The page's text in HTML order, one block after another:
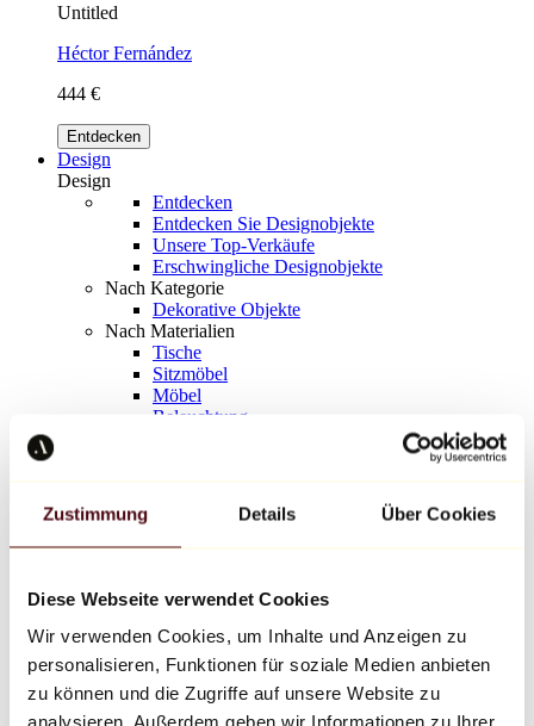
Zustimmung Details Über Cookies
Diese Webseite verwendet Cookies
Wir verwenden Cookies, um Inhalte und Anzeigen zu
personalisieren, Funktionen für soziale Medien anbieten
zu können und die Zugriffe auf unsere Website zu
analysieren. Außerdem geben wir Informationen zu Ihrer
Untitled
Héctor Fernández
444 €
Entdecken
Design
Design
Entdecken
Entdecken Sie Designobjekte
Unsere Top-Verkäufe
Erschwingliche Designobjekte
Nach Kategorie
Dekorative Objekte
Nach Materialien
Tische
Sitzmöbel
Möbel
Beleuchtung
Richard Orlinski
Keith Haring
Jeff Koons
Jean-Michel Basquiat
Alle Designer
Werk der Woche